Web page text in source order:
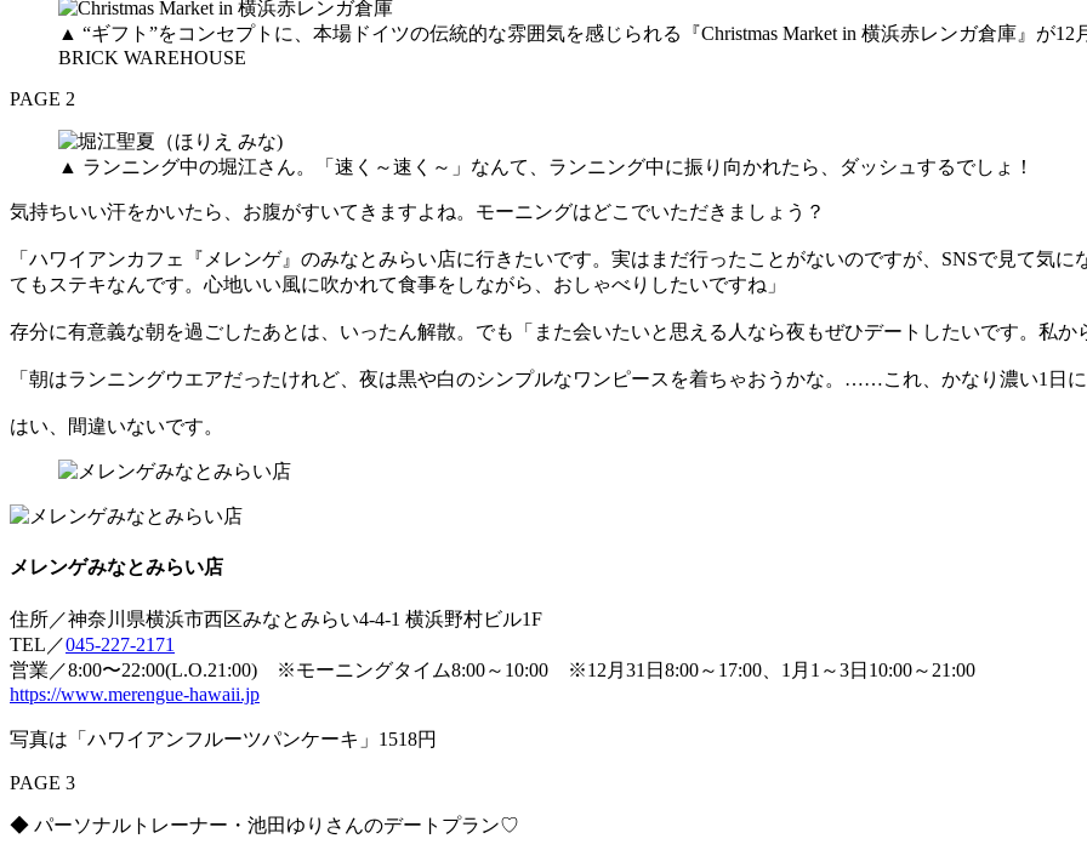
▲ “ギフト”をコンセプトに、本場ドイツの伝統的な雰囲気を感じられる『Christmas Market in 横浜赤レンガ倉庫』が
BRICK WAREHOUSE
PAGE 2
▲ ランニング中の堀江さん。「速く～速く～」なんて、ランニング中に振り向かれたら、ダッシュするでしょ！
気持ちいい汗をかいたら、お腹がすいてきますよね。モーニングはどこでいただきましょう？
「ハワイアンカフェ『メレンゲ』のみなとみらい店に行きたいです。実はまだ行ったことがないのですが、SNSで見て気
てもステキなんです。心地いい風に吹かれて食事をしながら、おしゃべりしたいですね」
存分に有意義な朝を過ごしたあとは、いったん解散。でも「また会いたいと思える人なら夜もぜひデートしたいです。私か
「朝はランニングウエアだったけれど、夜は黒や白のシンプルなワンピースを着ちゃおうかな。……これ、かなり濃い1日に
はい、間違いないです。
メレンゲみなとみらい店
住所／神奈川県横浜市西区みなとみらい4-4-1 横浜野村ビル1F
TEL／045-227-2171
営業／8:00〜22:00(L.O.21:00) ※モーニングタイム8:00～10:00 ※12月31日8:00～17:00、1月1～3日10:00～21:00
https://www.merengue-hawaii.jp
写真は「ハワイアンフルーツパンケーキ」1518円
PAGE 3
◆ パーソナルトレーナー・池田ゆりさんのデートプラン♡